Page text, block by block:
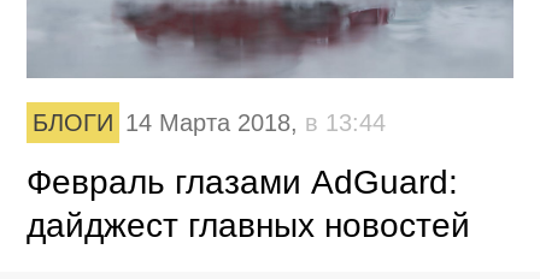
БЛОГИ 14 Марта 2018, в 13:44
Февраль глазами AdGuard:
дайджест главных новостей